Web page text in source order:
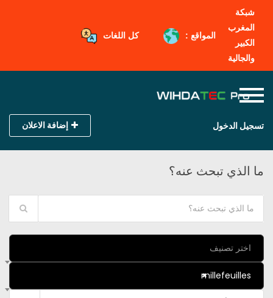
شبكة
المغرب
الكبير
والجالية
المواقع : كل اللغات
تسجيل الدخول إضافة الاعلان
ما الذي تبحث عنه؟
اختر تصنيف
×
millefeuilles